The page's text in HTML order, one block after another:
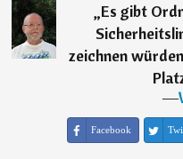
„Es gibt
zeichnen
―
Facebook